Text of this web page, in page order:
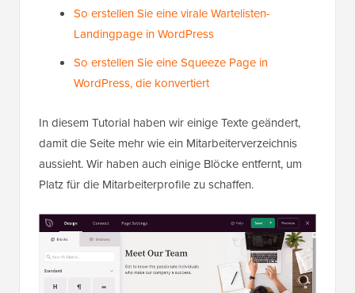
So erstellen Sie eine virale Wartelisten-
Landingpage in WordPress
So erstellen Sie eine Squeeze Page in
WordPress, die konvertiert
In diesem Tutorial haben wir einige Texte geändert,
damit die Seite mehr wie ein Mitarbeiterverzeichnis
aussieht. Wir haben auch einige Blöcke entfernt, um
Platz für die Mitarbeiterprofile zu schaffen.